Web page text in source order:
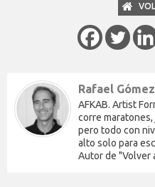
Rafael
AFKAB. Artist
corre
pero todo con
alto solo para
Autor de "Volver